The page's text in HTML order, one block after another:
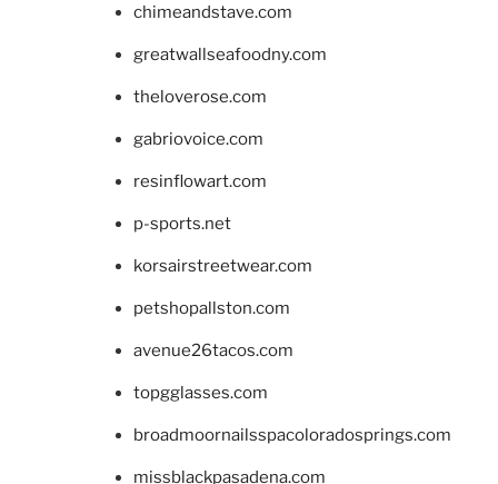
chimeandstave.com
greatwallseafoodny.com
theloverose.com
gabriovoice.com
resinflowart.com
p-sports.net
korsairstreetwear.com
petshopallston.com
avenue26tacos.com
topgglasses.com
broadmoornailsspacoloradosprings.com
missblackpasadena.com